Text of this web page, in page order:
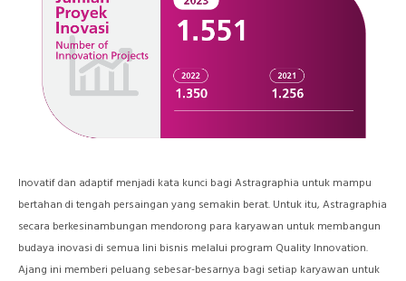
Inovatif dan adaptif menjadi kata kunci bagi Astragraphia untuk mampu
bertahan di tengah persaingan yang semakin berat. Untuk itu, Astragraphia
secara berkesinambungan mendorong para karyawan untuk membangun
budaya inovasi di semua lini bisnis melalui program Quality Innovation.
Ajang ini memberi peluang sebesar-besarnya bagi setiap karyawan untuk